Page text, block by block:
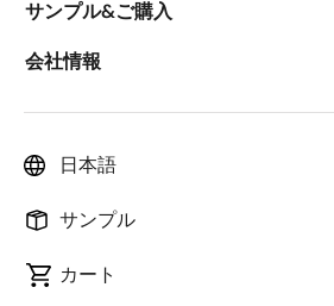
サンプル&ご購入
会社情報
日本語
サンプル
カート
～商用IoT製品向け組込みソフトウ
像